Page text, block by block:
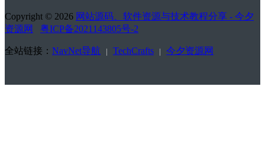
Copyright © 2026 网站源码、软件资源与技术教程分享 - 今夕
资源网
粤ICP备2021143805号-2
全站链接： NavNet导航 | TechCrafts | 今夕资源网